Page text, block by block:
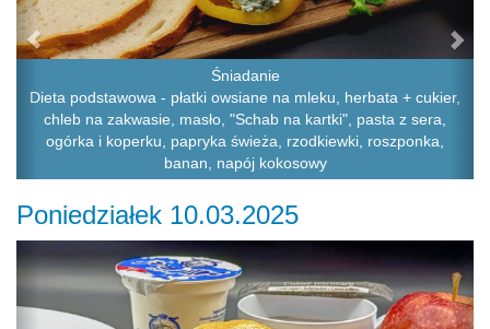
Śniadanie
Dieta podstawowa - płatki owsiane na mleku, herbata + cukier,
chleb na zakwasie, masło, "Schab na kartki", pasta z sera,
ogórka i koperku, papryka świeża, rzodkiewki, roszponka,
banan, napój kokosowy
Poniedziałek 10.03.2025
Previous